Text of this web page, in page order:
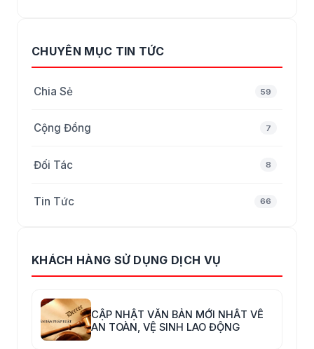
CHUYÊN MỤC TIN TỨC
Chia Sẻ 59
Cộng Đồng 7
Đối Tác 8
Tin Tức 66
KHÁCH HÀNG SỬ DỤNG DỊCH VỤ
CẬP NHẬT VĂN BẢN MỚI NHẤT VỀ
AN TOÀN, VỆ SINH LAO ĐỘNG